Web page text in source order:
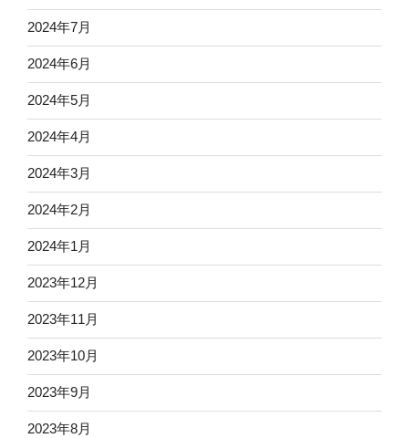
2024年7月
2024年6月
2024年5月
2024年4月
2024年3月
2024年2月
2024年1月
2023年12月
2023年11月
2023年10月
2023年9月
2023年8月